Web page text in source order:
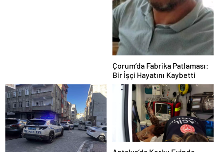
Çorum’da Fabrika Patlaması:
Bir İşçi Hayatını Kaybetti